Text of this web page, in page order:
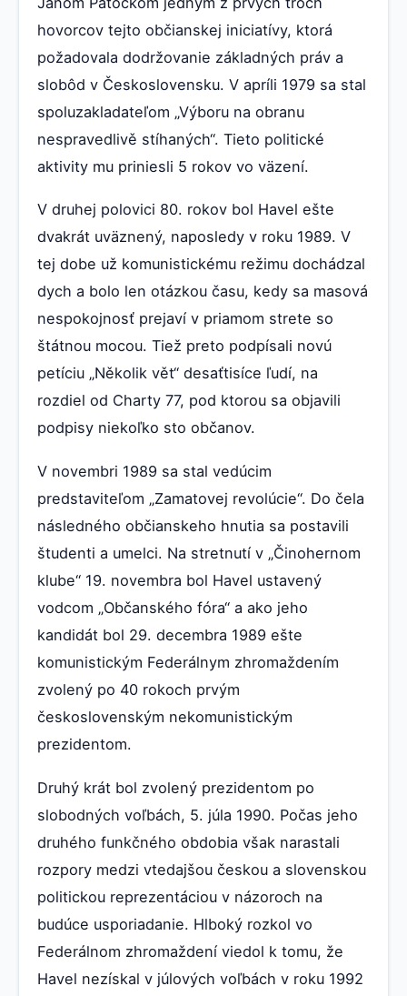
hovorcov tejto občianskej iniciatívy, ktorá
požadovala dodržovanie základných práv a
slobôd v Československu. V apríli 1979 sa stal
spoluzakladateľom „Výboru na obranu
nespravedlivě stíhaných“. Tieto politické
aktivity mu priniesli 5 rokov vo väzení.
V druhej polovici 80. rokov bol Havel ešte
dvakrát uväznený, naposledy v roku 1989. V
tej dobe už komunistickému režimu dochádzal
dych a bolo len otázkou času, kedy sa masová
nespokojnosť prejaví v priamom strete so
štátnou mocou. Tiež preto podpísali novú
petíciu „Několik vět“ desaťtisíce ľudí, na
rozdiel od Charty 77, pod ktorou sa objavili
podpisy niekoľko sto občanov.
V novembri 1989 sa stal vedúcim
predstaviteľom „Zamatovej revolúcie“. Do čela
následného občianskeho hnutia sa postavili
študenti a umelci. Na stretnutí v „Činohernom
klube“ 19. novembra bol Havel ustavený
vodcom „Občanského fóra“ a ako jeho
kandidát bol 29. decembra 1989 ešte
komunistickým Federálnym zhromaždením
zvolený po 40 rokoch prvým
československým nekomunistickým
prezidentom.
Druhý krát bol zvolený prezidentom po
slobodných voľbách, 5. júla 1990. Počas jeho
druhého funkčného obdobia však narastali
rozpory medzi vtedajšou českou a slovenskou
politickou reprezentáciou v názoroch na
budúce usporiadanie. Hlboký rozkol vo
Federálnom zhromaždení viedol k tomu, že
Havel nezískal v júlových voľbách v roku 1992